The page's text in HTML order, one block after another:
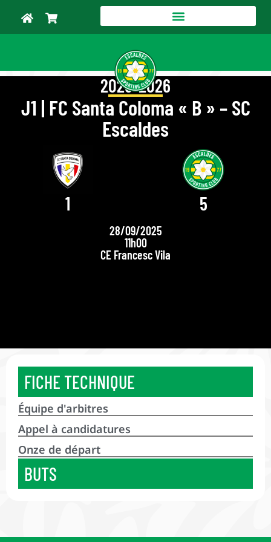
2025-2026
J1 | FC Santa Coloma « B » – SC
Escaldes
1 5
28/09/2025
11h00
CE Francesc Vila
FICHE TECHNIQUE
Équipe d'arbitres
Appel à candidatures
Onze de départ
BUTS